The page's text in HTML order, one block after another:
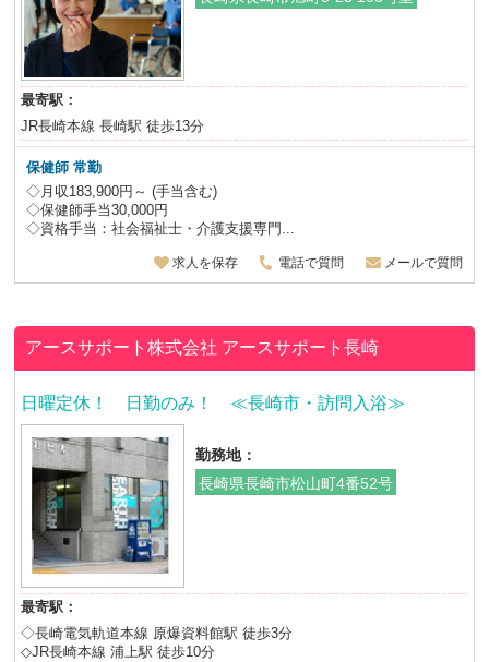
最寄駅：
JR長崎本線 長崎駅 徒歩13分
保健師常勤
◇月収183,900円～ (手当含む)
◇保健師手当30,000円
◇資格手当：社会福祉士・介護支援専門...
求人を保存 電話で質問 メールで質問
アースサポート株式会社 アースサポート長崎
日曜定休！ 日勤のみ！ ≪長崎市・訪問入浴≫
勤務地：
長崎県長崎市松山町4番52号
最寄駅：
◇長崎電気軌道本線 原爆資料館駅 徒歩3分
◇JR長崎本線 浦上駅 徒歩10分